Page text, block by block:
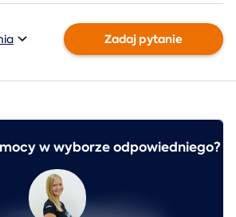
Zadaj pytanie
w wyborze odpowiedniego?